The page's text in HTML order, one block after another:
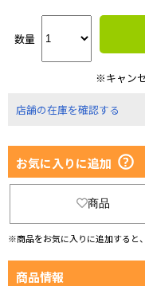
数量
※キャン
店舗の在庫を確認する
お気に入りに追加
商品
※商品をお気に入りに追加すると
商品情報